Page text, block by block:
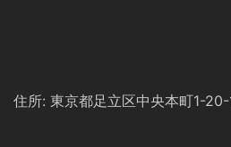
住所: 東京都足立区中央本町1-20-